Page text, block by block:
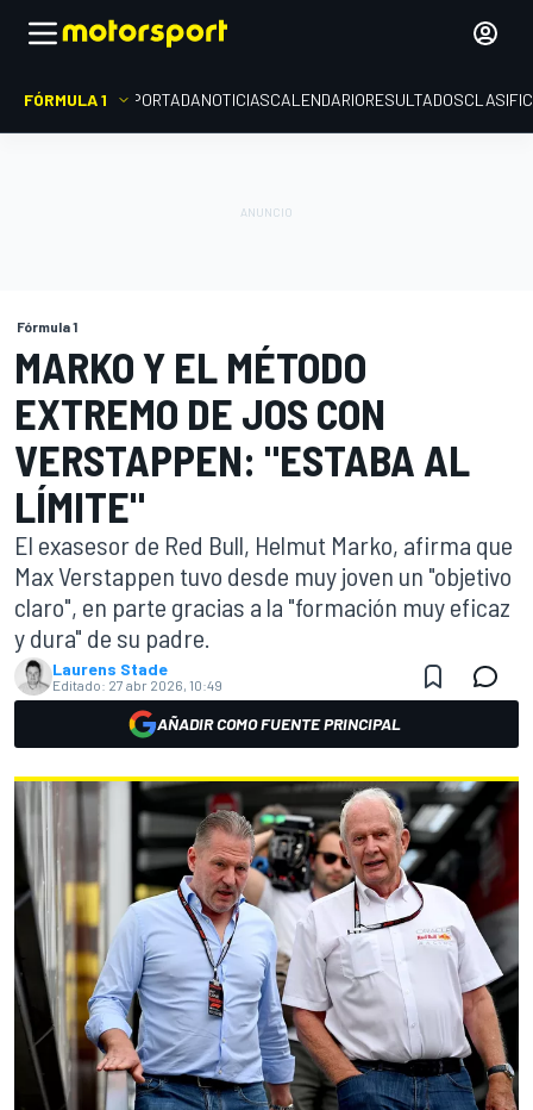
FÓRMULA 1 PORTADANOTICIASCALENDARIORESULTADOS
Fórmula 1
MARKO Y EL MÉTODO
EXTREMO DE JOS CON
VERSTAPPEN: "ESTABA AL
LÍMITE"
El exasesor de Red Bull, Helmut Marko, afirma que
Max Verstappen tuvo desde muy joven un "objetivo
claro", en parte gracias a la "formación muy eficaz
y dura" de su padre.
Laurens Stade
Editado: 27 abr 2026, 10:49
AÑADIR COMO FUENTE PRINCIPAL